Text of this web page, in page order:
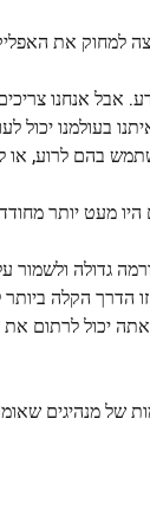
למחוק את
אבל אנחנו
בעולמנו
בהם לרוע,
מעט יותר
גדולה ולשמור
הדרך הקלה
יכול לרתום
של מנהיגים